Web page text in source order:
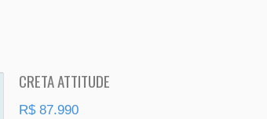
CRETA ATTITUDE
R$ 87.990